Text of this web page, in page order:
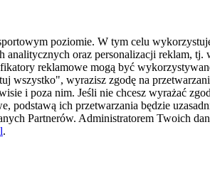
poziomie. W tym celu
oraz personalizacji reklam,
reklamowe mogą być
wszystko", wyrazisz zgodę na
i poza nim. Jeśli nie chcesz wyrażać
podstawą ich przetwarzania będzie
Partnerów. Administratorem Twoich
.